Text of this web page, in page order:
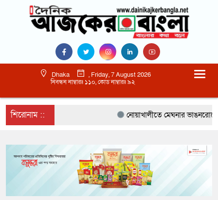
Dhaka
, Friday, 7 August 2026
নিবন্ধন নাম্বারঃ ১১০, কোড নাম্বারঃ ৯২
শিরোনাম :: নোয়াখালীতে মেঘনার ভাঙনরোধে